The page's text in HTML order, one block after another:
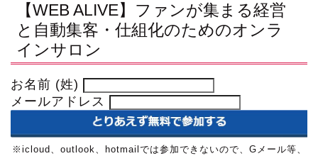
【WEB ALIVE】ファンが集まる経営
と自動集客・仕組化のためのオンラ
インサロン
お名前 (姓)
メールアドレス
※icloud、outlook、hotmailでは参加できないので、Gメール等、